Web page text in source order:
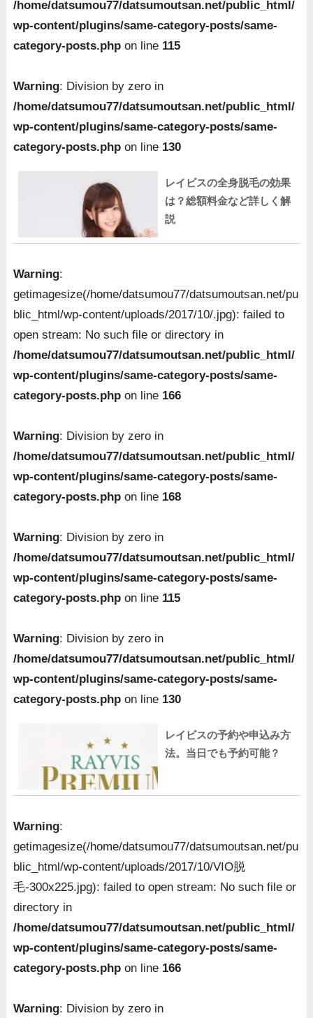
/home/datsumou77/datsumoutsan.net/public_html/
wp-content/plugins/same-category-posts/same-
category-posts.phpon line 115
Warning: Division by zero in
/home/datsumou77/datsumoutsan.net/public_html/
wp-content/plugins/same-category-posts/same-
category-posts.phpon line 130
レイビスの全身脱毛の効果
は？総額料金など詳しく解
説
Warning:
getimagesize(/home/datsumou77/datsumoutsan.net/pu
blic_html/wp-content/uploads/2017/10/.jpg): failed to
open stream: No such file or directory in
/home/datsumou77/datsumoutsan.net/public_html/
wp-content/plugins/same-category-posts/same-
category-posts.phpon line 166
Warning: Division by zero in
/home/datsumou77/datsumoutsan.net/public_html/
wp-content/plugins/same-category-posts/same-
category-posts.phpon line 168
Warning: Division by zero in
/home/datsumou77/datsumoutsan.net/public_html/
wp-content/plugins/same-category-posts/same-
category-posts.phpon line 115
Warning: Division by zero in
/home/datsumou77/datsumoutsan.net/public_html/
wp-content/plugins/same-category-posts/same-
category-posts.phpon line 130
レイビスの予約や申込み方
法。当日でも予約可能？
Warning:
getimagesize(/home/datsumou77/datsumoutsan.net/pu
blic_html/wp-content/uploads/2017/10/VIO脱
毛-300x225.jpg): failed to open stream: No such file or
directory in
/home/datsumou77/datsumoutsan.net/public_html/
wp-content/plugins/same-category-posts/same-
category-posts.phpon line 166
Warning: Division by zero in